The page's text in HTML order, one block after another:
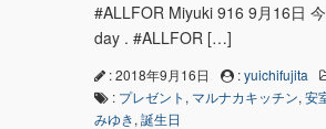
#ALLFOR Miyuki 916 9月16日
day . #ALLFOR […]
: 2018年9月16日 :yuichifujita
: プレゼント , マルナカキッチン, 安
みゆき, 誕生日